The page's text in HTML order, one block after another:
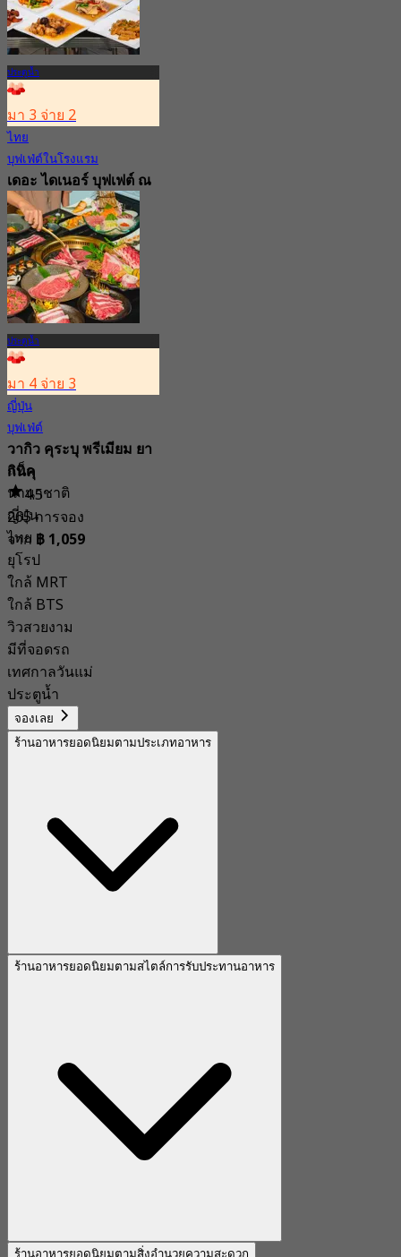
ประตูน้ำ
มา 3 จ่าย 2
ไทย
บุฟเฟ่ต์ในโรงแรม
เดอะ ไดเนอร์ บุฟเฟต์ ณ
วินซ์ โฮเทล
4.5
269 การจอง
จาก฿ 132.66
ประตูน้ำ
มา 4 จ่าย 3
ญี่ปุ่น
บุฟเฟ่ต์
วากิว คุระบุ พรีเมียม ยา
กินิคุ
4.5
265 การจอง
จาก ฿ 1,059
แท็ก
นานาชาติ
ญี่ปุ่น
ไทย
ยุโรป
ใกล้ MRT
ใกล้ BTS
วิวสวยงาม
มีที่จอดรถ
เทศกาลวันแม่
ประตูน้ำ
จองเลย
ร้านอาหารยอดนิยมตามประเภทอาหาร
ร้านอาหารยอดนิยมตามสไตล์การรับประทานอาหาร
ร้านอาหารยอดนิยมตามสิ่งอำนวยความสะดวก